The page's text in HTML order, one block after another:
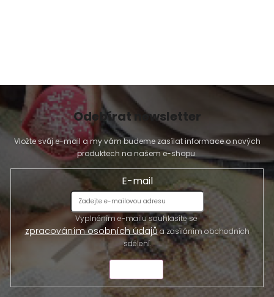
Odebírat newsletter
Vložte svůj e-mail a my vám budeme zasílat informace o nových
produktech na našem e-shopu.
E-mail
Vyplněním e-mailu souhlasíte se
zpracováním osobních údajůa zasíláním obchodních
sdělení.